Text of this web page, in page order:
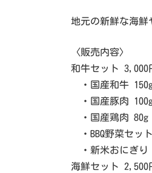
地元の新鮮な海鮮
〈販売内容〉
和牛セット
・国産和牛
・国産豚肉
・国産鶏肉 80g
・BBQ野菜セット
・新米おにぎ
海鮮セット